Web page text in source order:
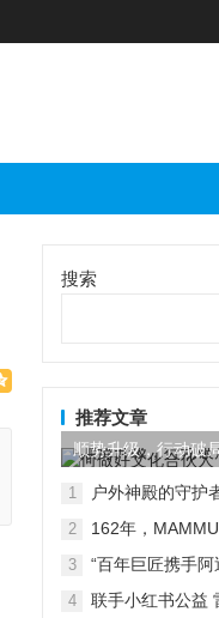
搜索
推荐文章
顺势升级，行动破
何做好文化合伙人
1
户外神殿的守护
2
162年，
3
“百年巨匠携手
4
联手小红书公益